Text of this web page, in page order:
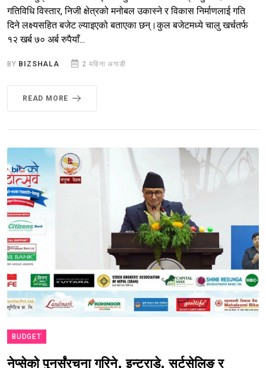
गतिविधि विस्तार, निजी क्षेत्रको मनोबल उकास्ने र विकास निर्माणलाई गति
दिने लक्ष्यसहित बजेट ल्याइएको बताएका छन्।कुल बजेटमध्ये चालु खर्चतर्फ
१२ खर्ब ७० अर्ब रुपैयाँ...
BY BIZSHALA 2 महिना अगाडी
READ MORE
BUDGET
नेप्सेको पुनर्संरचना गरिने, इन्ट्राडे, सर्टसेलिङ र